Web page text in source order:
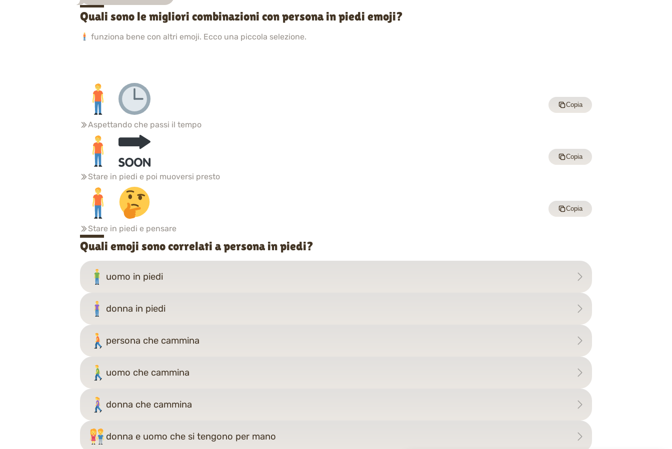
Quali sono le migliori combinazioni con persona in piedi emoji?
funziona bene con altri emoji. Ecco una piccola selezione.
Aspettando che passi il tempo
Copia
Stare in piedi e poi muoversi presto
Copia
Stare in piedi e pensare
Copia
Quali emoji sono correlati a persona in piedi?
uomo in piedi
donna in piedi
persona che cammina
uomo che cammina
donna che cammina
donna e uomo che si tengono per mano